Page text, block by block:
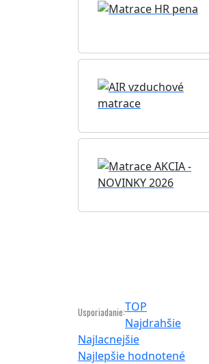
Usporiadanie:TOP
Najdrahšie
Najlacnejšie
Najlepšie hodnotené